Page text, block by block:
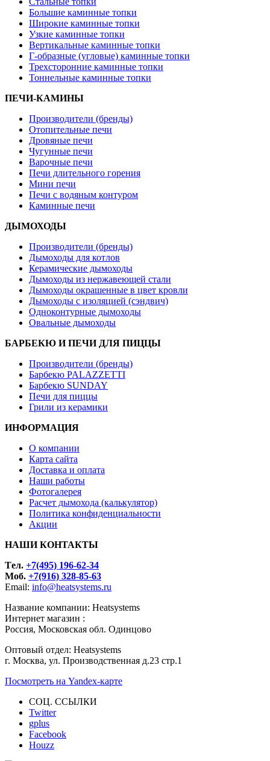
Большие каминные топки
Широкие каминные топки
Узкие каминные топки
Вертикальные каминные топки
Г-образные (угловые) каминные топки
Трехсторонние каминные топки
Тоннельные каминные топки
ПЕЧИ-КАМИНЫ
Производители (бренды)
Отопительные печи
Дровяные печи
Чугунные печи
Варочные печи
Печи длительного горения
Мини печи
Печи с водяным контуром
Каминные печи
ДЫМОХОДЫ
Производители (бренды)
Дымоходы для котлов
Керамические дымоходы
Дымоходы из нержавеющей стали
Дымоходы окрашенные в цвет кровли
Дымоходы с изоляцией (сэндвич)
Одноконтурные дымоходы
Овальные дымоходы
БАРБЕКЮ И ПЕЧИ ДЛЯ ПИЦЦЫ
Производители (бренды)
Барбекю PALAZZETTI
Барбекю SUNDAY
Печи для пиццы
Грили из керамики
ИНФОРМАЦИЯ
О компании
Карта сайта
Доставка и оплата
Наши работы
Фотогалерея
Расчет дымохода (калькулятор)
Политика конфиденциальности
Акции
НАШИ КОНТАКТЫ
Tел. +7(495) 196-62-34
Моб. +7(916) 328-85-63
Email: info@heatsystems.ru
Название компании: Heatsystems
Интернет магазин :
Россия, Московская обл. Одинцово
Оптовый отдел: Heatsystems
г. Москва, ул. Производственная д.23 стр.1
Посмотреть на Yandex-карте
СОЦ. ССЫЛКИ
Twitter
gplus
Facebook
Houzz